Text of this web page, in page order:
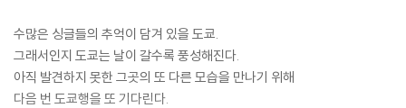
서 타닥타닥 듣기 좋은 소리로 볶이며 저절로 입맛을 자극하던 그것. 하지
만 조금 어색한 그 분위기에서 젓가락으로 면을 들어 후루룩거리며 먹는
모습은 아무리 생각해봐도 로맨틱과는 거리가 멀었다. 그리고 잠깐의 침묵
동안 나는 머릿속으로 엉뚱한 계획을 세우고 있었다. ‘내년 이맘 때 또 도쿄
수많은 싱글들의 추억이 담겨 있을 도쿄.
그래서인지 도쿄는 날이 갈수록 풍성해진다.
아직 발견하지 못한 그곳의 또 다른 모습을 만나기 위해
다음 번 도쿄행을 또 기다린다.